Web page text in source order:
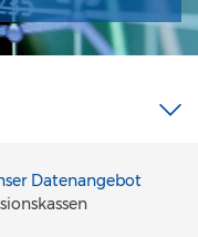
Datenangebot